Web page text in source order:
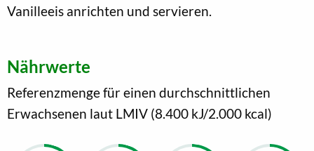
Vanilleeis anrichten und servieren.
Nährwerte
Referenzmenge für einen durchschnittlichen
Erwachsenen laut LMIV (8.400 kJ/2.000 kcal)